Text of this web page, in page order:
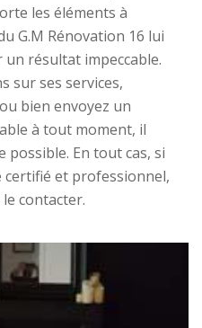
les éléments à
G.M Rénovation 16 lui
résultat impeccable.
sur ses services,
bien envoyez un
à tout moment, il
En tout cas, si
et professionnel,
contacter.